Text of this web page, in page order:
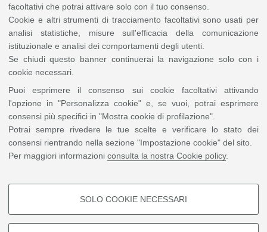
facoltativi che potrai attivare solo con il tuo consenso.
Cookie e altri strumenti di tracciamento facoltativi sono usati per
analisi statistiche, misure sull'efficacia della comunicazione
istituzionale e analisi dei comportamenti degli utenti.
Se chiudi questo banner continuerai la navigazione solo con i
cookie necessari.
Puoi esprimere il consenso sui cookie facoltativi attivando
l'opzione in "Personalizza cookie" e, se vuoi, potrai esprimere
consensi più specifici in "Mostra cookie di profilazione".
Potrai sempre rivedere le tue scelte e verificare lo stato dei
consensi rientrando nella sezione "Impostazione cookie" del sito.
Per maggiori informazioni consulta la nostra Cookie policy.
COOKIE DI PROFILAZIONE -
FACOLTATIVI
SOLO COOKIE NECESSARI
ore13.00-14.30pausa pranzo
ore 14.30-17.30workshop pratico conSamuele Bertani
I seminari della mattina sono aperti a tutti anche online su
workshop del pomeriggio sono anumero chiuso (5-6)e possono già
essere prenotati tramite
Il complesso delle attività (lezioni della mattina e Workshop del
pomeriggio), consente l’acquisizione di
1 CFU.
Locandine Evento
Locandina Seminario 16 giugno